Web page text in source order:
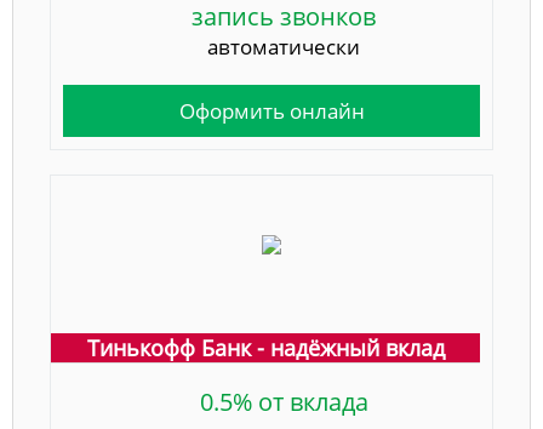
запись звонков
автоматически
Оформить онлайн
Тинькофф Банк - надёжный вклад
0.5% от вклада